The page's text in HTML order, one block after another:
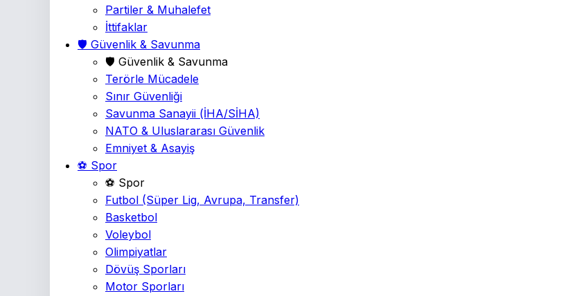
Partiler & Muhalefet
İttifaklar
🛡️ Güvenlik & Savunma
🛡️ Güvenlik & Savunma
Terörle Mücadele
Sınır Güvenliği
Savunma Sanayii (İHA/SİHA)
NATO & Uluslararası Güvenlik
Emniyet & Asayiş
⚽ Spor
⚽ Spor
Futbol (Süper Lig, Avrupa, Transfer)
Basketbol
Voleybol
Olimpiyatlar
Dövüş Sporları
Motor Sporları